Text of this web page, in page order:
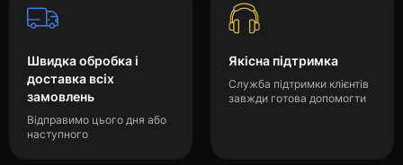
Швидка обробка і
доставка всіх
замовлень
Відправимо цього дня або
наступного
Якісна підтримка
Служба підтримки клієнтів
завжди готова допомогти